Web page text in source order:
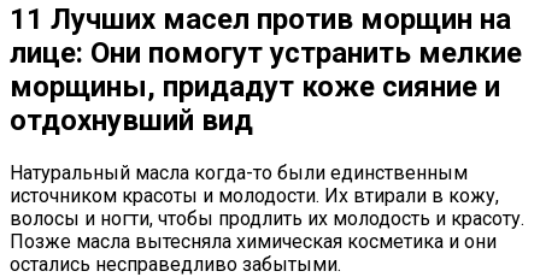
11 Лучших масел против морщин на
лице: Они помогут устранить мелкие
морщины, придадут коже сияние и
отдохнувший вид
Натуральный масла когда-то были единственным
источником красоты и молодости. Их втирали в кожу,
волосы и ногти, чтобы продлить их молодость и красоту.
Позже масла вытесняла химическая косметика и они
остались несправедливо забытыми.